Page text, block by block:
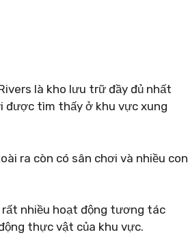
là kho lưu trữ đầy đủ nhất
tìm thấy ở khu vực xung
ra còn có sân chơi và nhiều con
nhiều hoạt động tương tác
thực vật của khu vực.